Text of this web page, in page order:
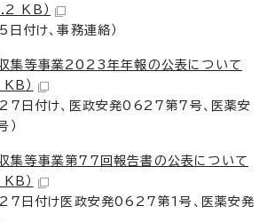
KB）
付け、事務連絡）
集等事業2023年年報の公表について
）
日付け、医政安発0627第7号、医薬安
集等事業第77回報告書の公表について
）
27日付け医政安発0627第1号、医薬安発